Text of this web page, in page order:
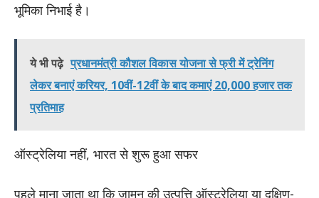
भूमिका निभाई है।
ये भी पढ़े प्रधानमंत्री कौशल विकास योजना से फ्री में ट्रेनिंग
लेकर बनाएं करियर, 10वीं-12वीं के बाद कमाएं 20,000 हजार तक
प्रतिमाह
ऑस्ट्रेलिया नहीं, भारत से शुरू हुआ सफर
पहले माना जाता था कि जामुन की उत्पत्ति ऑस्ट्रेलिया या दक्षिण-